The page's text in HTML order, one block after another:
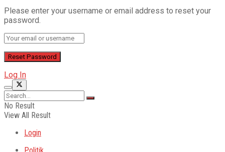
Please enter your username or email address to reset your
password.
Log In
No Result
View All Result
Login